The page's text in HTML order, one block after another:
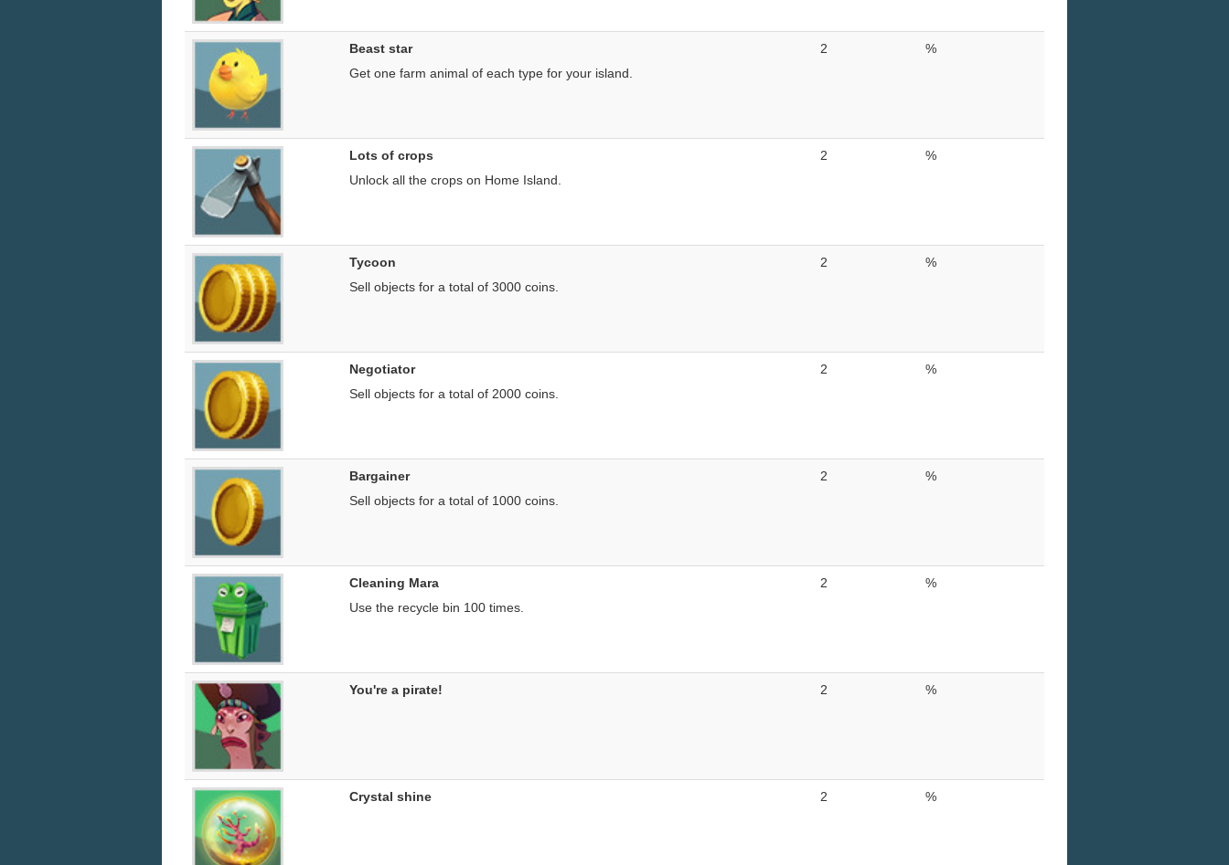
Beast star
Get one farm animal of each type for your island.
2 %
Lots of crops
Unlock all the crops on Home Island.
2 %
Tycoon
Sell objects for a total of 3000 coins.
2 %
Negotiator
Sell objects for a total of 2000 coins.
2 %
Bargainer
Sell objects for a total of 1000 coins.
2 %
Cleaning Mara
Use the recycle bin 100 times.
2 %
You're a pirate! 2 %
Crystal shine 2 %